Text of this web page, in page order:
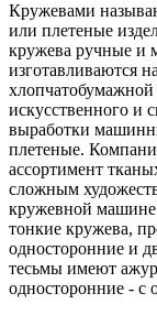
Кружевами
или плетеные
кружева ручные
изготавливаются
искусственного и
выработки
плетеные.
ассортимент
сложным
кружевной
тонкие кружева,
односторонние и
тесьмы имеют
односторонние - с